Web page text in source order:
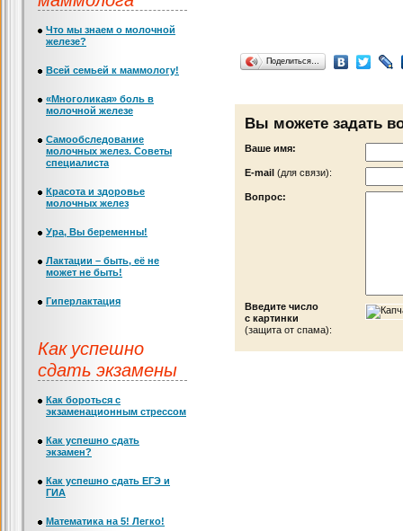
Поделиться…
Вы можете задать
Ваше имя:
Е-mail (для связи):
Вопрос:
Введите число
с картинки
(защита от спама):
Что мы знаем о молочной
железе?
Всей семьей к маммологу!
«Многоликая» боль в
молочной железе
Самообследование
молочных желез. Советы
специалиста
Красота и здоровье
молочных желез
Ура, Вы беременны!
Лактации – быть, её не
может не быть!
Гиперлактация
Как успешно
сдать экзамены
Как бороться с
экзаменационным стрессом
Как успешно сдать
экзамен?
Как успешно сдать ЕГЭ и
ГИА
Математика на 5! Легко!